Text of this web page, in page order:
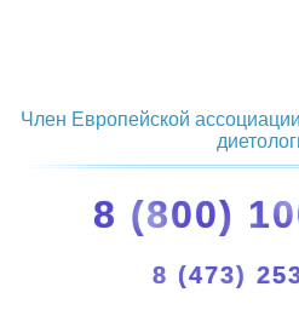
Член Европейской
8 (800)
8 (473)